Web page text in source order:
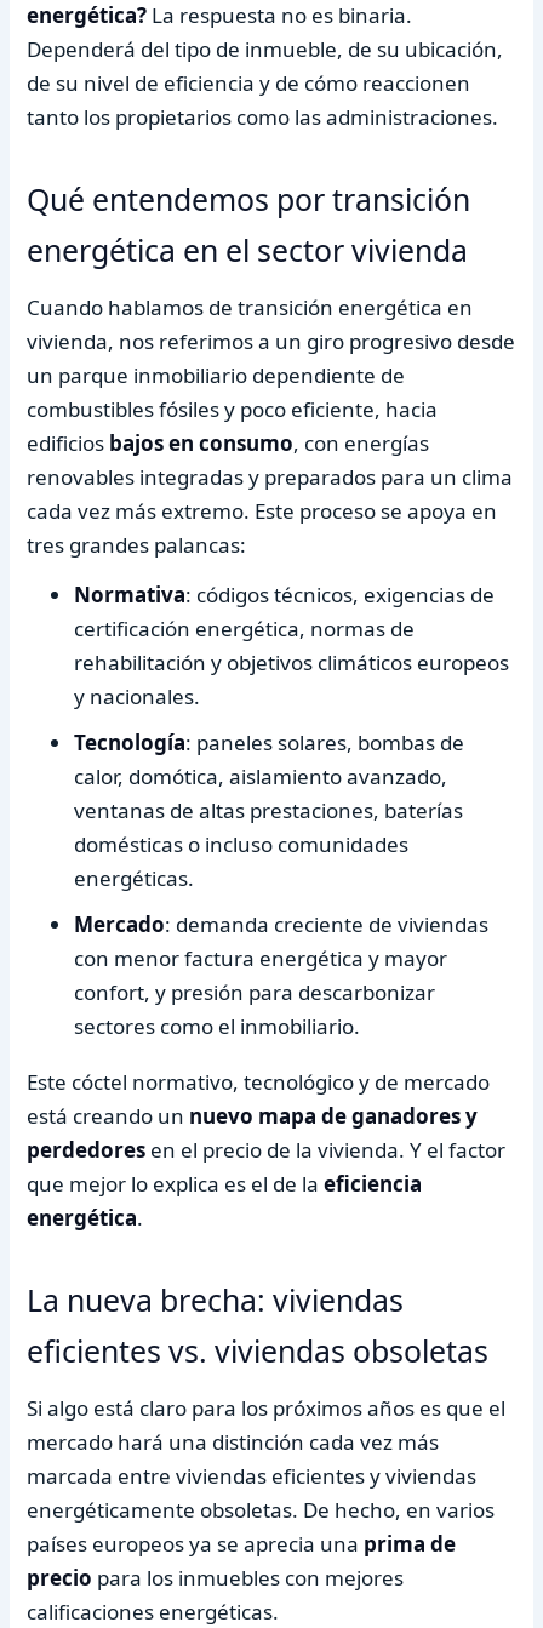
energética? La respuesta no es binaria.
Dependerá del tipo de inmueble, de su ubicación,
de su nivel de eficiencia y de cómo reaccionen
tanto los propietarios como las administraciones.
Qué entendemos por transición
energética en el sector vivienda
Cuando hablamos de transición energética en
vivienda, nos referimos a un giro progresivo desde
un parque inmobiliario dependiente de
combustibles fósiles y poco eficiente, hacia
edificios bajos en consumo, con energías
renovables integradas y preparados para un clima
cada vez más extremo. Este proceso se apoya en
tres grandes palancas:
Normativa: códigos técnicos, exigencias de
certificación energética, normas de
rehabilitación y objetivos climáticos europeos
y nacionales.
Tecnología: paneles solares, bombas de
calor, domótica, aislamiento avanzado,
ventanas de altas prestaciones, baterías
domésticas o incluso comunidades
energéticas.
Mercado: demanda creciente de viviendas
con menor factura energética y mayor
confort, y presión para descarbonizar
sectores como el inmobiliario.
Este cóctel normativo, tecnológico y de mercado
está creando un nuevo mapa de ganadores y
perdedores en el precio de la vivienda. Y el factor
que mejor lo explica es el de laeficiencia
energética.
La nueva brecha: viviendas
eficientes vs. viviendas obsoletas
Si algo está claro para los próximos años es que el
mercado hará una distinción cada vez más
marcada entre viviendas eficientes y viviendas
energéticamente obsoletas. De hecho, en varios
países europeos ya se aprecia una prima de
precio para los inmuebles con mejores
calificaciones energéticas.